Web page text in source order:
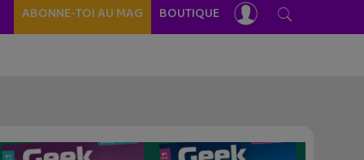
ABONNE-TOI AU MAG BOUTIQUE